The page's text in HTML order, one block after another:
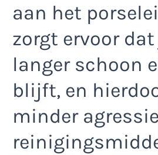
aan het
zorgt ervoor
langer schoon
blijft, en
minder